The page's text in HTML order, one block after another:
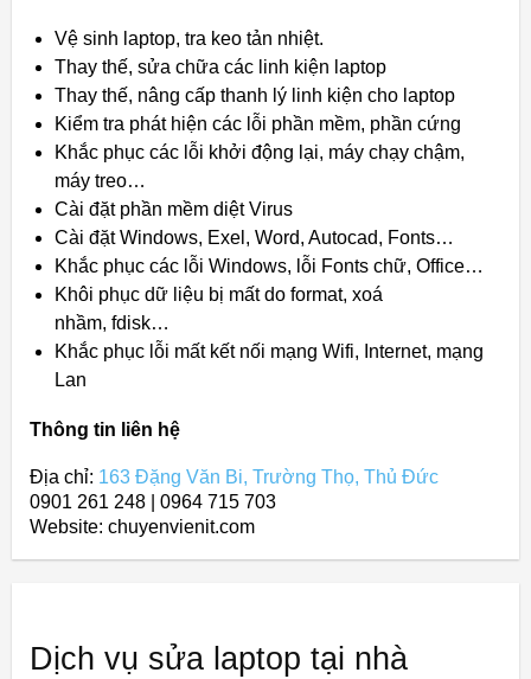
Vệ sinh laptop, tra keo tản nhiệt.
Thay thế, sửa chữa các linh kiện laptop
Thay thế, nâng cấp thanh lý linh kiện cho laptop
Kiểm tra phát hiện các lỗi phần mềm, phần cứng
Khắc phục các lỗi khởi động lại, máy chạy chậm,
máy treo…
Cài đặt phần mềm diệt Virus
Cài đặt Windows, Exel, Word, Autocad, Fonts…
Khắc phục các lỗi Windows, lỗi Fonts chữ, Office…
Khôi phục dữ liệu bị mất do format, xoá
nhầm, fdisk…
Khắc phục lỗi mất kết nối mạng Wifi, Internet, mạng
Lan
Thông tin liên hệ
Địa chỉ: 163 Đặng Văn Bi, Trường Thọ, Thủ Đức
0901 261 248 | 0964 715 703
Website: chuyenvienit.com
Dịch vụ sửa laptop tại nhà